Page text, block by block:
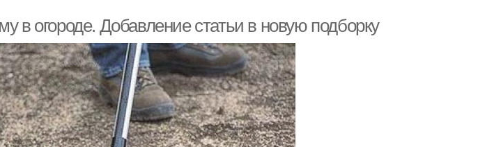
в огороде. Добавление статьи в новую подборку